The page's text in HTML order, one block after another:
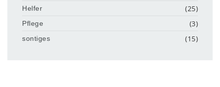
Helfer (25)
Pflege (3)
sontiges (15)